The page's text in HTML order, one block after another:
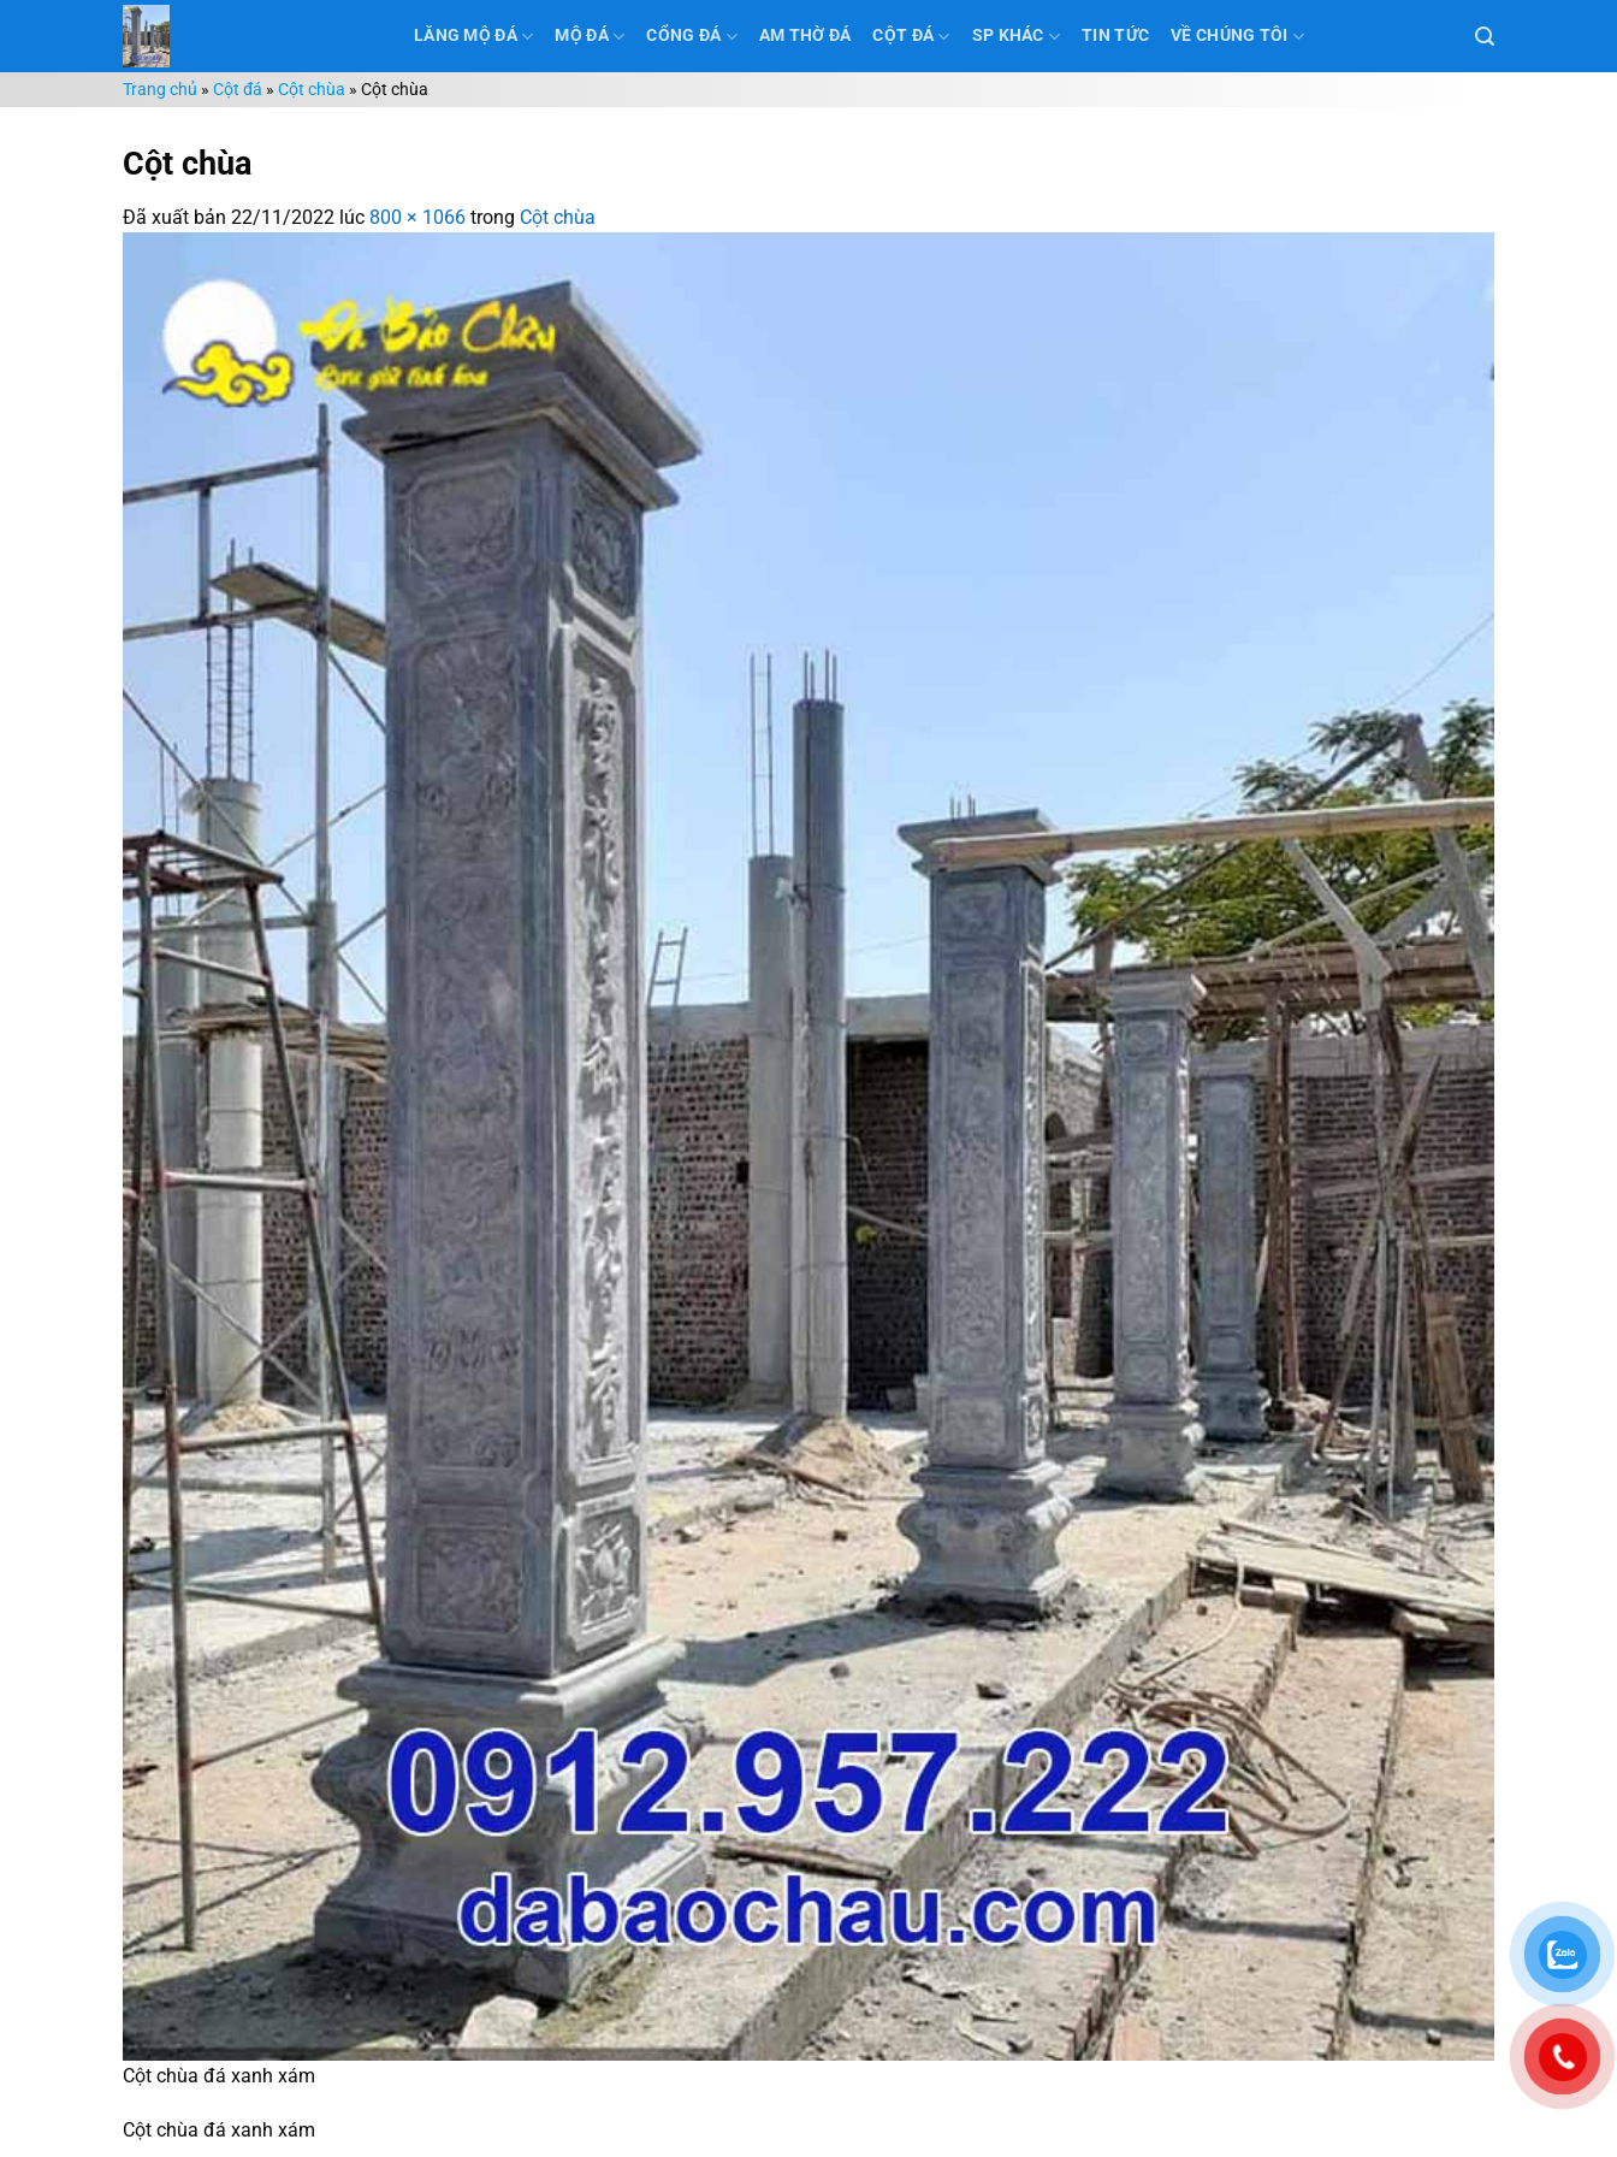
nội
dung
LĂNG MỘ ĐÁ MỘ ĐÁ CỔNG ĐÁ AM THỜ ĐÁ CỘT ĐÁ SP KHÁC TIN TỨC VỀ CHÚNG TÔI
Trang chủ » Cột đá » Cột chùa » Cột chùa
Cột chùa
Đã xuất bản 22/11/2022 lúc 800 × 1066 trong Cột chùa
Cột chùa đá xanh xám
Cột chùa đá xanh xám